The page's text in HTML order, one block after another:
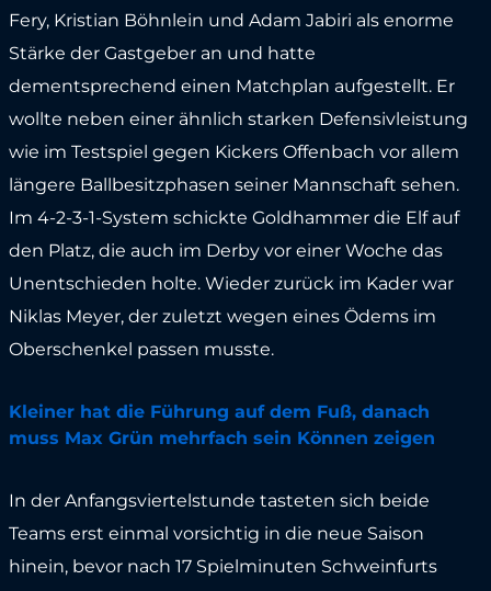
Fery, Kristian Böhnlein und Adam Jabiri als enorme
Stärke der Gastgeber an und hatte
dementsprechend einen Matchplan aufgestellt. Er
wollte neben einer ähnlich starken Defensivleistung
wie im Testspiel gegen Kickers Offenbach vor allem
längere Ballbesitzphasen seiner Mannschaft sehen.
Im 4-2-3-1-System schickte Goldhammer die Elf auf
den Platz, die auch im Derby vor einer Woche das
Unentschieden holte. Wieder zurück im Kader war
Niklas Meyer, der zuletzt wegen eines Ödems im
Oberschenkel passen musste.
Kleiner hat die Führung auf dem Fuß, danach
muss Max Grün mehrfach sein Können zeigen
In der Anfangsviertelstunde tasteten sich beide
Teams erst einmal vorsichtig in die neue Saison
hinein, bevor nach 17 Spielminuten Schweinfurts